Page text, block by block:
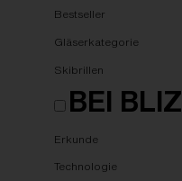
Bestseller
Gläserkategorie
Skibrillen
BEI BLIZ
Erkunde
Technologie